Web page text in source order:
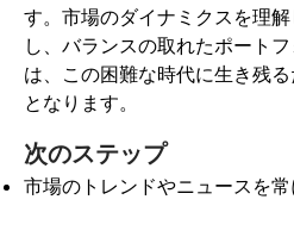
す。市場のダイナミクスを理
し、バランスの取れたポート
は、この困難な時代に生き残
となります。
次のステップ
市場のトレンドやニュースを常